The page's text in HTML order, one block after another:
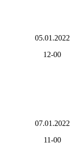
05.01.2022
12-00
07.01.2022
11-00